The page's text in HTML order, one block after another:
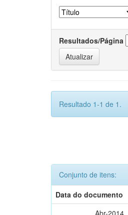
Resultados/Página
Resultado 1-1 de 1.
Conjunto de itens:
Data do documento
Abr-2014